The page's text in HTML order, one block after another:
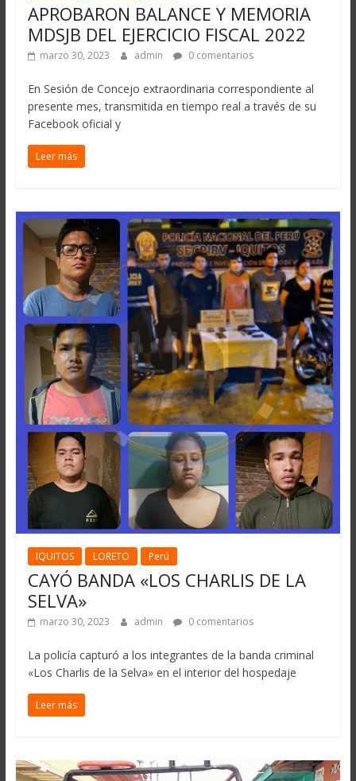
APROBARON BALANCE Y MEMORIA
MDSJB DEL EJERCICIO FISCAL 2022
marzo 30, 2023 admin 0 comentarios
En Sesión de Concejo extraordinaria correspondiente al
presente mes, transmitida en tiempo real a través de su
Facebook oficial y
Leer más
IQUITOS LORETO Perú
CAYÓ BANDA «LOS CHARLIS DE LA
SELVA»
marzo 30, 2023 admin 0 comentarios
La policía capturó a los integrantes de la banda criminal
«Los Charlis de la Selva» en el interior del hospedaje
Leer más